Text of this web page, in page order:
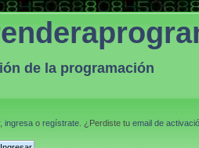
de la programación
ingresa o regístrate . ¿Perdiste tu email de